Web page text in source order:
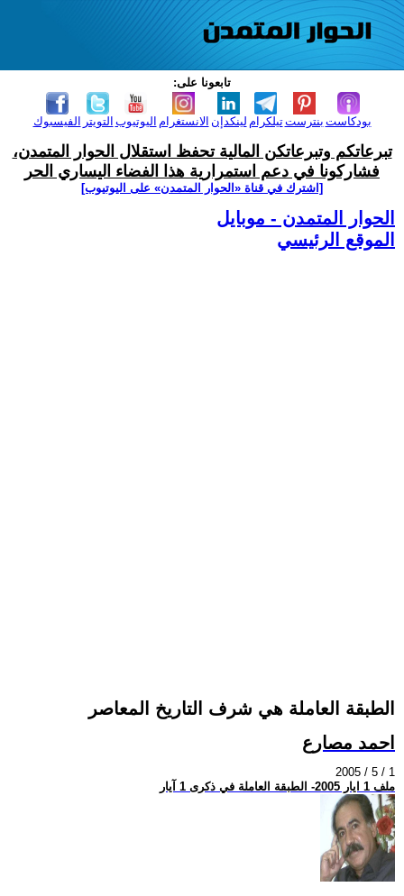
تابعونا على:
الفيسبوك التويتر اليوتيوب الانستغرام لينكدإن تيلكرامبنترست بودكاست
تبرعاتكم وتبرعاتكن المالية تحفظ استقلال الحوار المتمدن،
فشاركونا في دعم استمرارية هذا الفضاء اليساري الحر
[اشترك في قناة ‫«الحوار المتمدن» على اليوتيوب]
الحوار المتمدن - موبايل
الموقع الرئيسي
الطبقة العاملة هي شرف التاريخ المعاصر
احمد مصارع
2005 / 5 / 1
ملف 1 ايار 2005- الطبقة العاملة في ذكرى 1 آيار